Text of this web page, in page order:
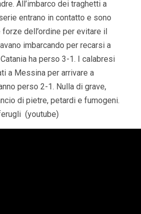
All’imbarco dei traghetti a
entrano in contatto e sono
dell’ordine per evitare il
imbarcando per recarsi a
ha perso 3-1. I calabresi
a Messina per arrivare a
perso 2-1. Nulla di grave,
di pietre, petardi e fumogeni.
(youtube)